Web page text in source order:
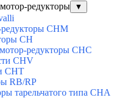
редукторы ▼
CHM
CH
редукторы CHC
CHV
CHT
RB/RP
тарельчатого типа CHA